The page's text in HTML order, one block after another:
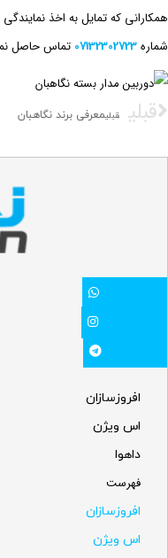
همکارانی که تمایل به اخذ
شماره07132302723 تماس حاصل
قبلی قبلیمعرفی برند نگاهبان
افروزسازان
اس ویژن
داهوا
فهرست
افروزسازان
اس ویژن